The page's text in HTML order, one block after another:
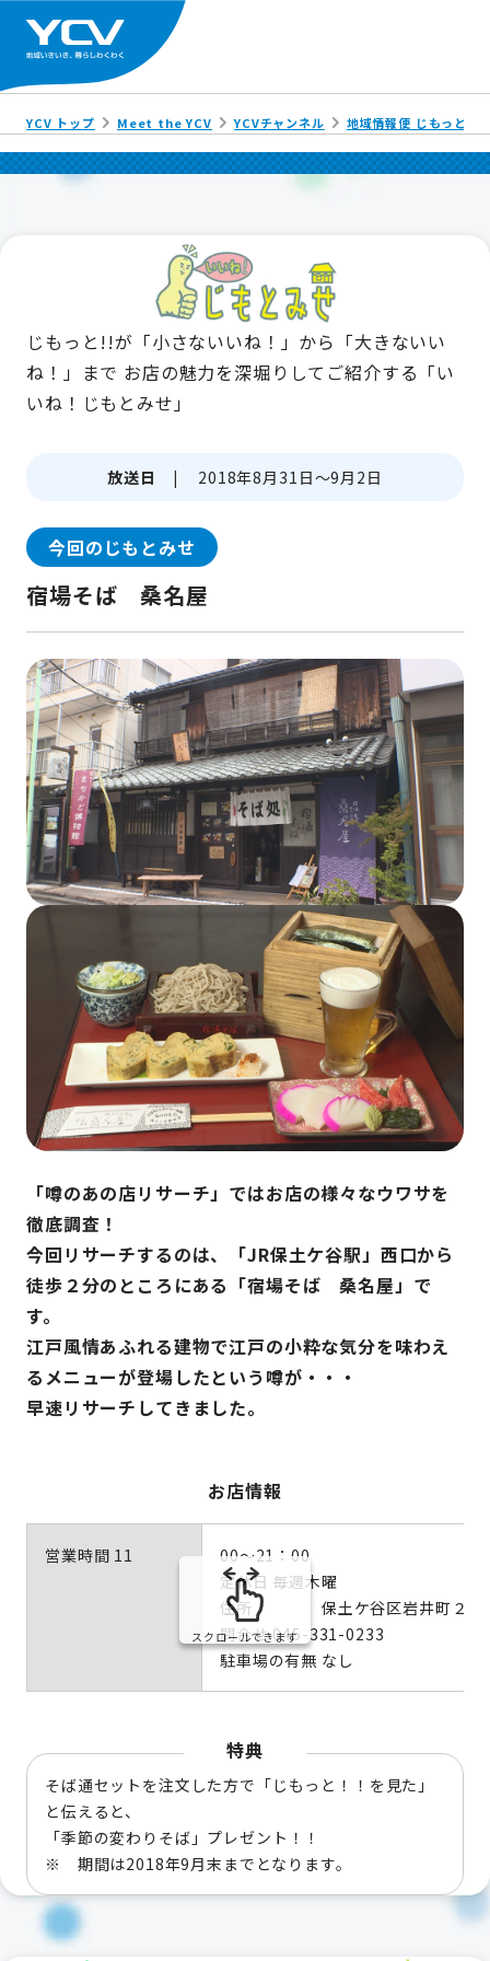
YCV トップ Meet the YCV YCVチャンネル 地域情報便 じもっと!!
じもっと!!が「小さないいね！」から「大きないい
ね！」まで お店の魅力を深堀りしてご紹介する「い
いね！じもとみせ」
放送日 | 2018年8月31日～9月2日
今回のじもとみせ
宿場そば 桑名屋
「噂のあの店リサーチ」ではお店の様々なウワサを
徹底調査！
今回リサーチするのは、「JR保土ケ谷駅」西口から
徒歩２分のところにある「宿場そば 桑名屋」で
す。
江戸風情あふれる建物で江戸の小粋な気分を味わえ
るメニューが登場したという噂が・・・
早速リサーチしてきました。
お店情報
営業時間 11
00～21：00
定休日 毎週木曜
住所 保土ケ谷区岩井町２１
問合せ 045-331-0233
駐車場の有無 なし
スクロールできます
特典
そば通セットを注文した方で「じもっと！！を見た」
と伝えると、
「季節の変わりそば」プレゼント！！
※ 期間は2018年9月末までとなります。